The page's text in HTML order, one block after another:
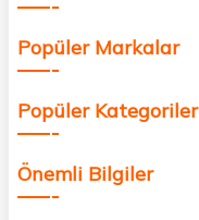
Popüler Markalar
Popüler Kategoriler
Önemli Bilgiler